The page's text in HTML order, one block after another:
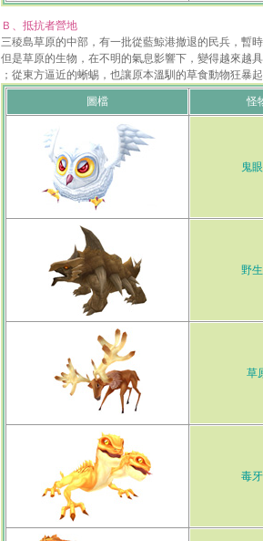
Ｂ、抵抗者營地
三稜島草原的中部，有一批從藍鯨港撤退的民兵，暫
但是草原的生物，在不明的氣息影響下，變得越來越
；從東方逼近的蜥蜴，也讓原本溫馴的草食動物狂暴
圖檔 怪
鬼
野
草
毒